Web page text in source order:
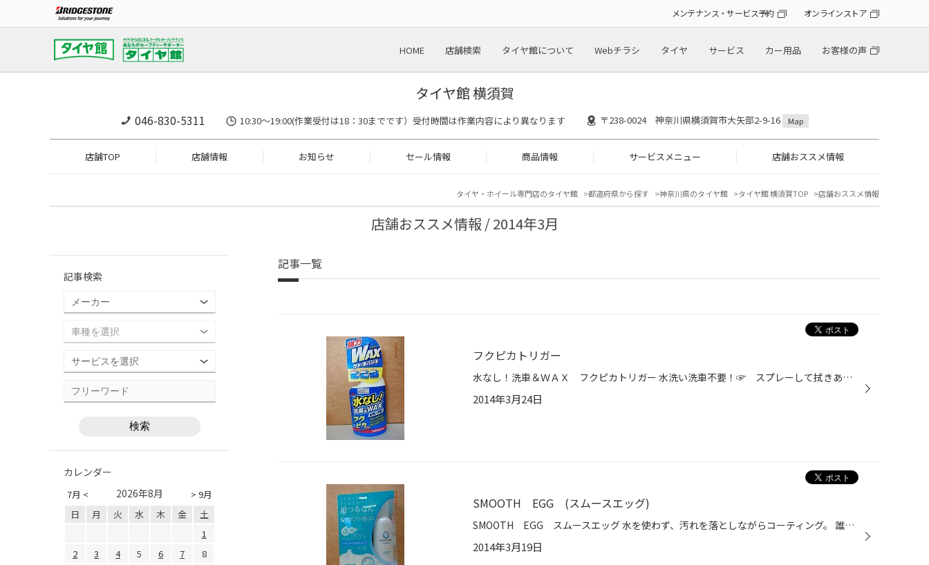
メンテナンス・サービス予約 オンラインストア
HOME 店舗検索 タイヤ館について Webチラシ タイヤ サービス カー用品 お客様の声
タイヤ館 横須賀
046-830-5311 10:30～19:00(作業受付は18：30までです）受付時間は作業内容により異なります 〒238-0024 神奈川県横須賀市大矢部2-9-16 Map
店舗TOP 店舗情報 お知らせ セール情報 商品情報 サービスメニュー 店舗おススメ情報
タイヤ・ホイール専門店のタイヤ館 都道府県から探す 神奈川県のタイヤ館 タイヤ館 横須賀TOP 店舗おススメ情報
店舗おススメ情報 / 2014年3月
記事一覧
フクピカトリガー
水なし！洗車＆ＷＡＸ フクピカトリガー 水洗い洗車不要！☞ スプレーして拭きあげて完了。水がなくても使えます。 ラクラク作業！☞面倒な二度拭き（仕上げ拭き）いらず、作業がスピーディー。 ボディーにやさしい！☞クイックポリマー効果でボディへのキズつきを抑えます。 効果も本格派！☞仕上が...
2014年3月24日
SMOOTH EGG (スムースエッグ)
SMOOTH EGG スムースエッグ 水を使わず、汚れを落としながらコーティング。 誰でもカンタンにできるホイップ（泡）タイプのタイヤ用お手入れ剤です。 洗車後や洗車機を通した後の濡れたボディにも、もちろんＯＫです(。-∀-)ニヒッ！！ 新感覚の使い心地！！ ふわふわの泡とスムースクロスのＷクッ...
2014年3月19日
記事検索
カレンダー
7月 < > 9月
2026年8月
日 月 火 水 木 金
土
1
2
3 4 5 6 7
8